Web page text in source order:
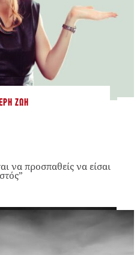
ΖΩΉ
να προσπαθείς να είσαι